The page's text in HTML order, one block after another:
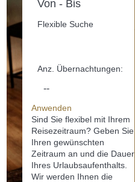
Flexible Suche
Anz. Übernachtungen:
Anwenden
Sind Sie flexibel mit Ihrem
Reisezeitraum? Geben Sie
Ihren gewünschten
Zeitraum an und die Dauer
Ihres Urlaubsaufenthalts.
Wir werden Ihnen die